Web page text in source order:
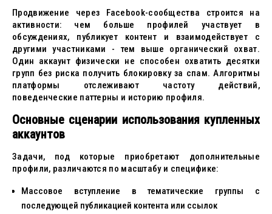
Продвижение через Facebook-сообщества строится на
активности: чем больше профилей участвует в
обсуждениях, публикует контент и взаимодействует с
другими участниками - тем выше органический охват.
Один аккаунт физически не способен охватить десятки
групп без риска получить блокировку за спам. Алгоритмы
платформы отслеживают частоту действий,
поведенческие паттерны и историю профиля.
Основные сценарии использования купленных
аккаунтов
Задачи, под которые приобретают дополнительные
профили, различаются по масштабу и специфике:
Массовое вступление в тематические группы с
последующей публикацией контента или ссылок